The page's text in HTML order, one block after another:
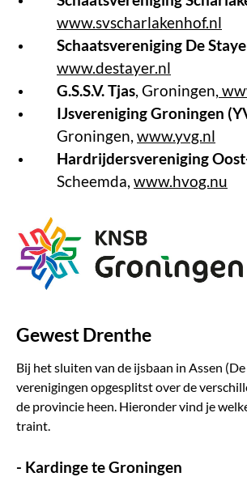
www.svscharlakenhof.nl
Schaatsvereniging De
www.destayer.nl
G.S.S.V. Tjas, Groningen,
IJsvereniging Groningen
Groningen, www.yvg.nl
Hardrijdersvereniging
Scheemda, www.hvog.nu
Gewest Drenthe
Bij het sluiten van de ijsbaan in Assen
verenigingen opgesplitst over de
de provincie heen. Hieronder vind je
traint.
- Kardinge te Groningen